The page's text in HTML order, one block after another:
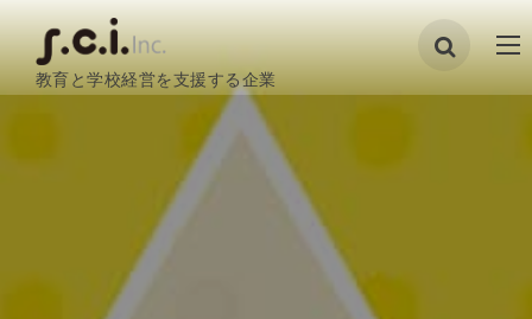
教育と学校経営を支援する企業